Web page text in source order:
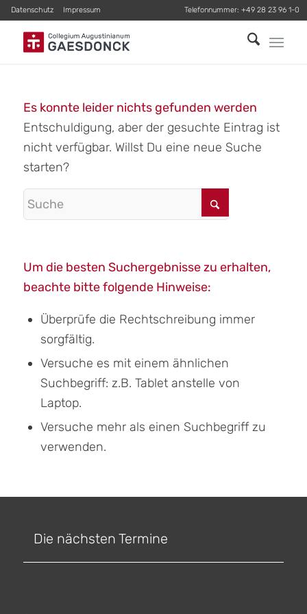
Datenschutz Impressum Telefonnummer: +49 28 23 96 1-0
Es konnte leider nichts gefunden werden
Entschuldigung, aber der gesuchte Eintrag ist
nicht verfügbar. Willst Du eine neue Suche
starten?
Um die besten Suchergebnisse zu erhalten,
beachte bitte folgende Hinweise:
Überprüfe die Rechtschreibung immer
sorgfältig.
Versuche es mit einem ähnlichen
Suchbegriff: z.B. Tablet anstelle von
Laptop.
Versuche mehr als einen Suchbegriff zu
verwenden.
Die nächsten Termine